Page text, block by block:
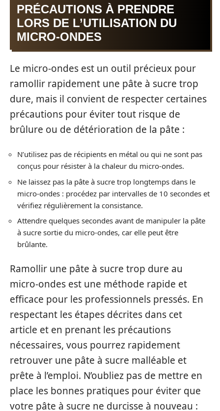
PRÉCAUTIONS À PRENDRE
LORS DE L’UTILISATION DU
MICRO-ONDES
Le micro-ondes est un outil précieux pour
ramollir rapidement une pâte à sucre trop
dure, mais il convient de respecter certaines
précautions pour éviter tout risque de
brûlure ou de détérioration de la pâte :
N’utilisez pas de récipients en métal ou qui ne sont pas
conçus pour résister à la chaleur du micro-ondes.
Ne laissez pas la pâte à sucre trop longtemps dans le
micro-ondes : procédez par intervalles de 10 secondes et
vérifiez régulièrement la consistance.
Attendre quelques secondes avant de manipuler la pâte
à sucre sortie du micro-ondes, car elle peut être
brûlante.
Ramollir une pâte à sucre trop dure au
micro-ondes est une méthode rapide et
efficace pour les professionnels pressés. En
respectant les étapes décrites dans cet
article et en prenant les précautions
nécessaires, vous pourrez rapidement
retrouver une pâte à sucre malléable et
prête à l’emploi. N’oubliez pas de mettre en
place les bonnes pratiques pour éviter que
votre pâte à sucre ne durcisse à nouveau :